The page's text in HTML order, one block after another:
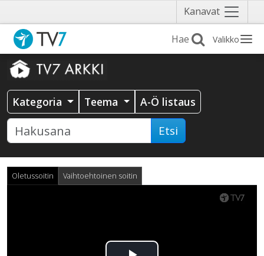
Kanavat Näytä
valikko
Valikko
Kategoria Teema A-Ö listaus
Etsi
Oletussoitin Vaihtoehtoinen soitin